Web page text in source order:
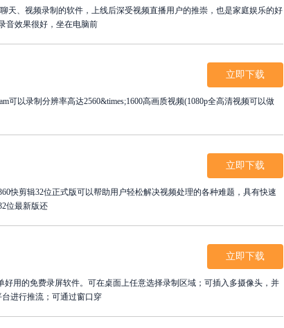
天、视频录制的软件，上线后深受视频直播用户的推崇，也是家庭娱乐的好
音效果很好，坐在电脑前
可以录制分辨率高达2560&times;1600高画质视频(1080p全高清视频可以做
立即下载
快剪辑32位正式版可以帮助用户轻松解决视频处理的各种难题，具有快速
位最新版还
立即下载
的免费录屏软件。可在桌面上任意选择录制区域；可插入多摄像头，并
进行推流；可通过窗口穿
立即下载